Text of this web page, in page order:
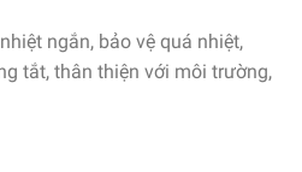
ngắn, bảo vệ quá nhiệt,
tắt, thân thiện với môi trường,